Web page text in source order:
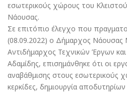
εσωτερικούς χώρους του
Νάουσας.
Σε επιτόπιο έλεγχο που
(08.09.2022) ο Δήμαρχος Νάουσας
Αντιδήμαρχος Τεχνικών Έργων
Αδαμίδης, επισημάνθηκε ότι οι
αναβάθμισης στους εσωτερικούς
κερκίδες, δημιουργία